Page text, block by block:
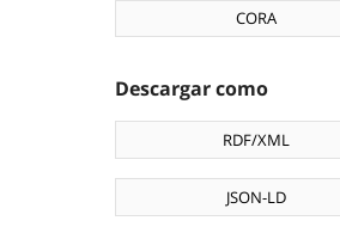
CORA
Descargar como
RDF/XML
JSON-LD